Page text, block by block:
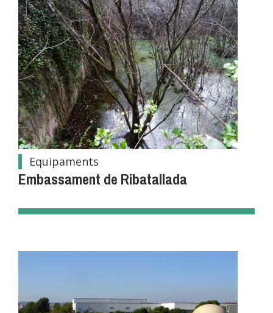
Equipaments
Embassament de Ribatallada